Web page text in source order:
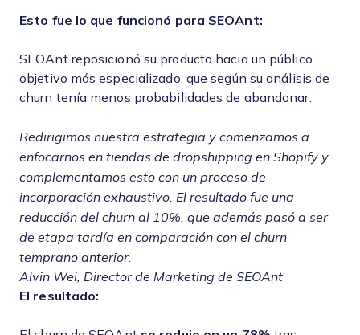
Esto fue lo que funcionó para SEOAnt:
SEOAnt reposicionó su producto hacia un público
objetivo más especializado, que según su análisis de
churn tenía menos probabilidades de abandonar.
Redirigimos nuestra estrategia y comenzamos a
enfocarnos en tiendas de dropshipping en Shopify y
complementamos esto con un proceso de
incorporación exhaustivo. El resultado fue una
reducción del churn al 10%, que además pasó a ser
de etapa tardía en comparación con el churn
temprano anterior.
Alvin Wei, Director de Marketing de SEOAnt
El resultado: